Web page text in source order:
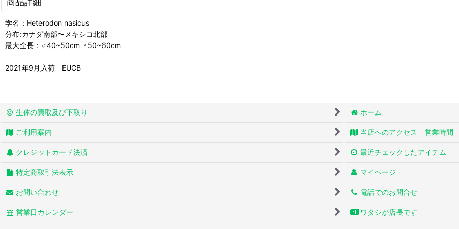
学名：Heterodon nasicus
分布:カナダ南部〜メキシコ北部
最大全長：♂40~50cm ♀50~60cm
2021年9月入荷 EUCB
生体の買取及び下取り ホーム
ご利用案内 当店へのアクセス 営業時間
クレジットカード決済 最近チェックしたアイテム
特定商取引法表示 マイページ
お問い合わせ 電話でのお問合せ
営業日カレンダー ワタシが店長です